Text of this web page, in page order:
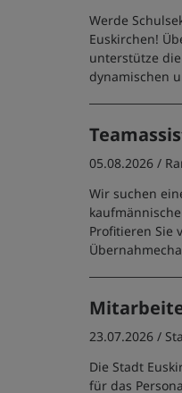
Werde
Euskirchen!
unterstütze
dynamischen
05.08.2026 /
Wir suchen
Profitieren Sie
23.07.2026 /
Die Stadt
für das